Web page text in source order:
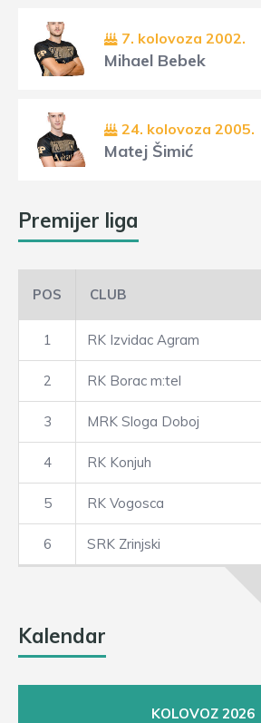
7. kolovoza 2002.
Mihael Bebek
24. kolovoza 2005.
Matej Šimić
Premijer liga
POS CLUB
1 RK Izvidac Agram
2 RK Borac m:tel
3 MRK Sloga Doboj
4 RK Konjuh
5 RK Vogosca
6 SRK Zrinjski
Kalendar
KOLOVOZ 2026